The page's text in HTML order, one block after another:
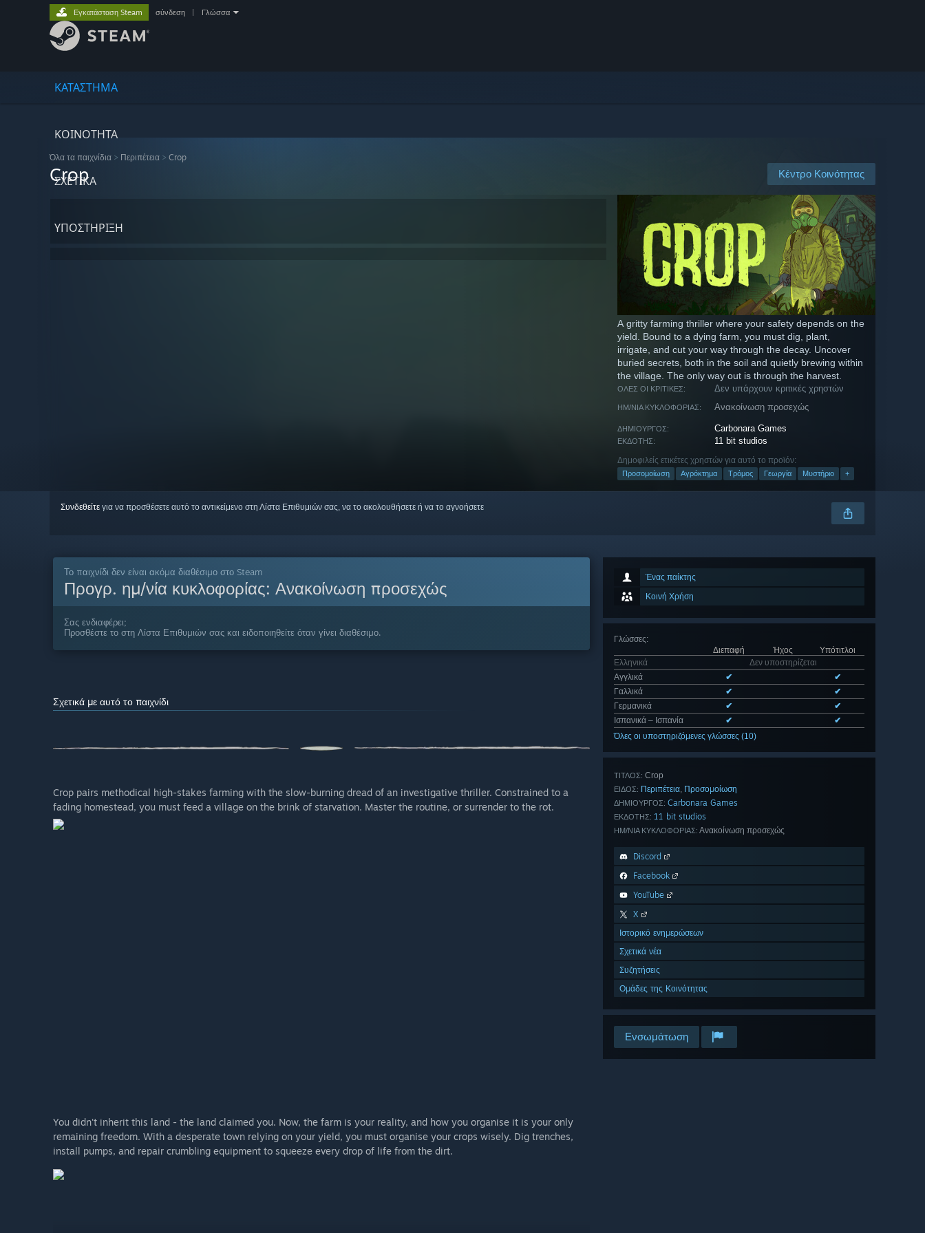
ΚΑΤΑΣΤΗΜΑ
ΚΟΙΝΟΤΗΤΑ
ΣΧΕΤΙΚΆ
ΥΠΟΣΤΗΡΙΞΗ
Εγκατάσταση Steam σύνδεση Γλώσσα
Όλα τα παιχνίδια > Περιπέτεια > Crop
Κέντρο Κοινότητας
Crop
A gritty farming thriller where your safety depends on the
yield. Bound to a dying farm, you must dig, plant,
irrigate, and cut your way through the decay. Uncover
buried secrets, both in the soil and quietly brewing within
the village. The only way out is through the harvest.
ΌΛΕΣ ΟΙ ΚΡΙΤΙΚΈΣ: Δεν υπάρχουν κριτικές χρηστών
ΗΜ/ΝΊΑ ΚΥΚΛΟΦΟΡΊΑΣ: Ανακοίνωση προσεχώς
ΔΗΜΙΟΥΡΓΌΣ: Carbonara Games
ΕΚΔΌΤΗΣ: 11 bit studios
Δημοφιλείς ετικέτες χρηστών για αυτό το προϊόν:
Προσομοίωση Αγρόκτημα Τρόμος Γεωργία Μυστήριο +
Συνδεθείτε για να προσθέσετε αυτό το αντικείμενο στη Λίστα Επιθυμιών σας, να το ακολουθήσετε ή να το αγνοήσετε
Ένας παίκτης
Κοινή Χρήση
Γλώσσες:
Διεπαφή
Ήχος
Υπότιτλοι
Ελληνικά
Δεν υποστηρίζεται
Αγγλικά
✔
✔
Γαλλικά
✔
✔
Γερμανικά
✔
✔
Ισπανικά – Ισπανία
✔
✔
Όλες οι υποστηριζόμενες γλώσσες (10)
ΤΊΤΛΟΣ: Crop
ΕΊΔΟΣ: Περιπέτεια, Προσομοίωση
ΔΗΜΙΟΥΡΓΌΣ: Carbonara Games
ΕΚΔΌΤΗΣ: 11 bit studios
ΗΜ/ΝΊΑ ΚΥΚΛΟΦΟΡΊΑΣ: Ανακοίνωση προσεχώς
Discord
Facebook
YouTube
X
Ιστορικό ενημερώσεων
Σχετικά νέα
Συζητήσεις
Ομάδες της Κοινότητας
Ενσωμάτωση
Το παιχνίδι δεν είναι ακόμα διαθέσιμο στο Steam
Προγρ. ημ/νία κυκλοφορίας: Ανακοίνωση προσεχώς
Σας ενδιαφέρει;
Προσθέστε το στη Λίστα Επιθυμιών σας και ειδοποιηθείτε όταν γίνει διαθέσιμο.
Σχετικά με αυτό το παιχνίδι
Crop pairs methodical high-stakes farming with the slow-burning dread of an investigative thriller. Constrained to a
fading homestead, you must feed a village on the brink of starvation. Master the routine, or surrender to the rot.
You didn't inherit this land - the land claimed you. Now, the farm is your reality, and how you organise it is your only
remaining freedom. With a desperate town relying on your yield, you must organise your crops wisely. Dig trenches,
install pumps, and repair crumbling equipment to squeeze every drop of life from the dirt.